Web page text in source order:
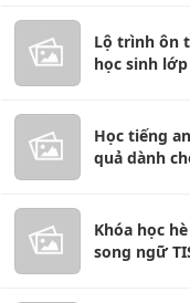
Lộ trình ôn
học sinh
Học tiếng
quả dành
Khóa học
song ngữ